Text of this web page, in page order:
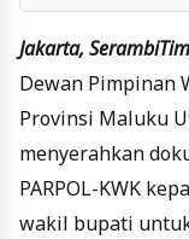
Jakarta,
Dewan Pimpinan
Provinsi Maluku
menyerahkan
PARPOL-KWK
wakil bupati